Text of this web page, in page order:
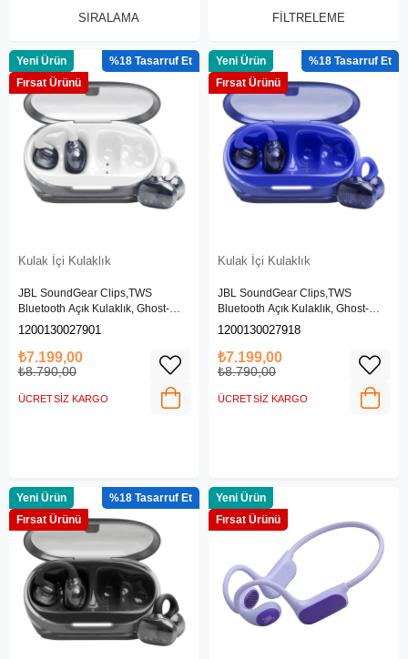
FILTRELEME
SIRALAMA
Kulak İçi Kulaklık
JBL SoundGear Clips,TWS
Bluetooth Açık Kulaklık, Ghost-
Beyaz
1200130027901
₺7.199,00
₺8.790,00
ÜCRETSIZ KARGO
Yeni Ürün
Fırsat Ürünü
%18
Kulak İçi Kulaklık
JBL SoundGear Clips,TWS
Bluetooth Açık Kulaklık, Ghost-
Mavi
1200130027918
₺7.199,00
₺8.790,00
ÜCRETSIZ KARGO
Yeni Ürün
Fırsat Ürünü
%18
Yeni Ürün
Fırsat Ürünü
%18
Yeni Ürün
Fırsat Ürünü